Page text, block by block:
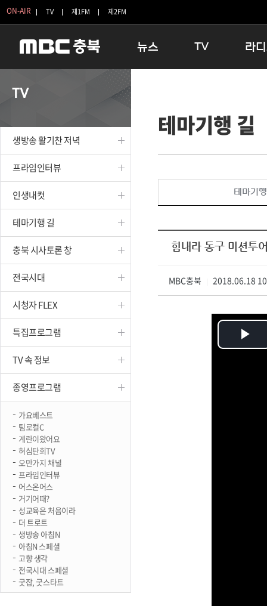
ON-AIR TV 제1FM 제2FM
뉴스
보은
옥천
TV
인생내컷
테마기행 길
시청자 FLEX
종영프로그램
라
16:00
우리 고
TV
생방송 활기찬 저녁
프라임인터뷰
인생내컷
테마기행 길
충북 시사토론 창
전국시대
시청자 FLEX
특집프로그램
TV 속 정보
종영프로그램
가요베스트
팀로컬C
계란이왔어요
허심탄회TV
오만가지 채널
프라임인터뷰
어스온어스
거기어때?
성교육은 처음이라
더 트로트
생방송 아침N
아침N 스페셜
고향 생각
전국시대 스페셜
굿잡, 굿스타트
테마기행 길
테마기
힘내라 동구 미션투
MBC충북 2018.06.18